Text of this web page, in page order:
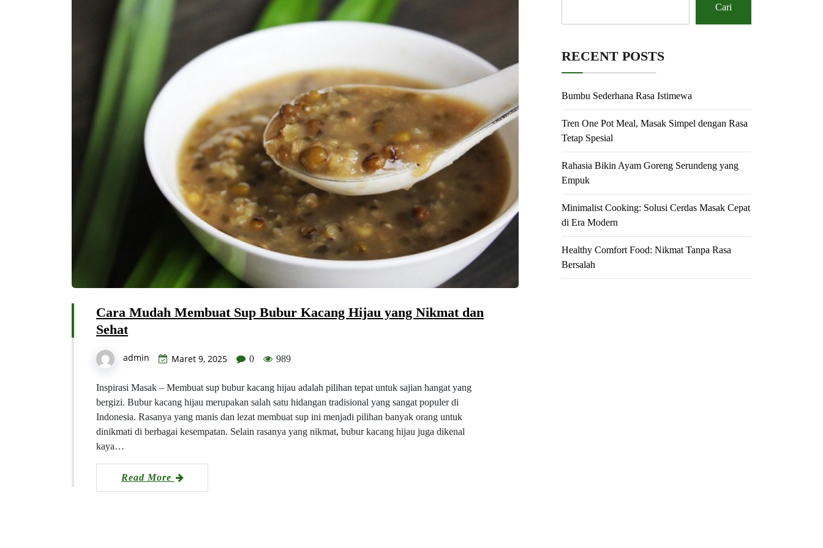
Cara Mudah Membuat Sup Bubur Kacang Hijau yang Nikmat dan
Sehat
admin Maret 9, 2025 0 989
Inspirasi Masak – Membuat sup bubur kacang hijau adalah pilihan tepat untuk sajian hangat yang
bergizi. Bubur kacang hijau merupakan salah satu hidangan tradisional yang sangat populer di
Indonesia. Rasanya yang manis dan lezat membuat sup ini menjadi pilihan banyak orang untuk
dinikmati di berbagai kesempatan. Selain rasanya yang nikmat, bubur kacang hijau juga dikenal
kaya…
Read More
Cari
RECENT POSTS
Bumbu Sederhana Rasa Istimewa
Tren One Pot Meal, Masak Simpel dengan Rasa
Tetap Spesial
Rahasia Bikin Ayam Goreng Serundeng yang
Empuk
Minimalist Cooking: Solusi Cerdas Masak Cepat
di Era Modern
Healthy Comfort Food: Nikmat Tanpa Rasa
Bersalah